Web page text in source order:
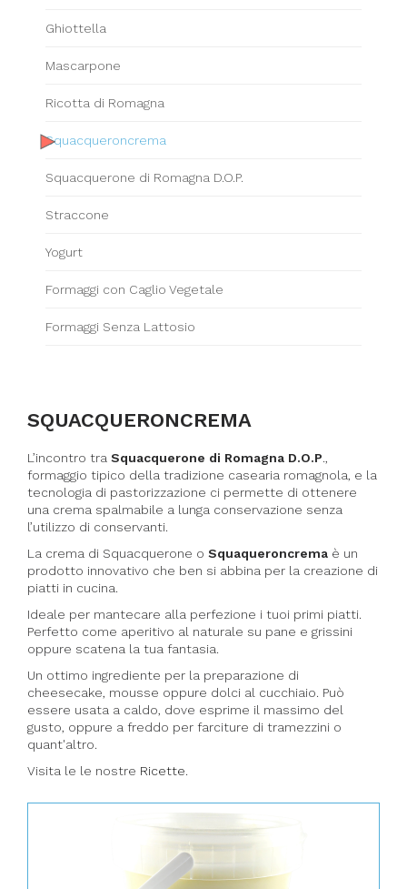
Ghiottella
Mascarpone
Ricotta di Romagna
Squacqueroncrema
Squacquerone di Romagna D.O.P.
Straccone
Yogurt
Formaggi con Caglio Vegetale
Formaggi Senza Lattosio
SQUACQUERONCREMA
L’incontro tra Squacquerone di Romagna D.O.P.,
formaggio tipico della tradizione casearia romagnola, e la
tecnologia di pastorizzazione ci permette di ottenere
una crema spalmabile a lunga conservazione senza
l’utilizzo di conservanti.
La crema di Squacquerone o Squaqueroncrema è un
prodotto innovativo che ben si abbina per la creazione di
piatti in cucina.
Ideale per mantecare alla perfezione i tuoi primi piatti.
Perfetto come aperitivo al naturale su pane e grissini
oppure scatena la tua fantasia.
Un ottimo ingrediente per la preparazione di
cheesecake, mousse oppure dolci al cucchiaio. Può
essere usata a caldo, dove esprime il massimo del
gusto, oppure a freddo per farciture di tramezzini o
quant'altro.
Visita le le nostre Ricette.